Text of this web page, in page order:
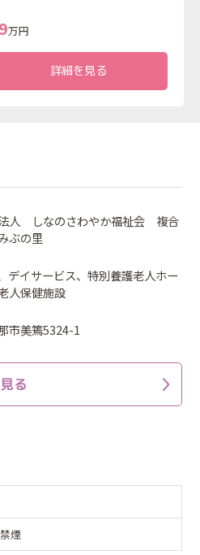
9万円
詳細を見る
人 しなのさわやか福祉会 複合
ぶの里
デイサービス、特別養護老人ホー
人保健施設
市美篶5324-1
る
煙